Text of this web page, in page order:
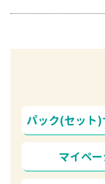
パック(セット)
マイペ